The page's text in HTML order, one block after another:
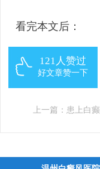
看完本文后：
121人赞过
好文章赞一下
上一篇： 患上白